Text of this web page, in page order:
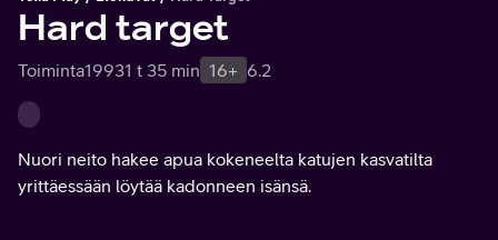
Hard target
Toiminta19931 t 35 min 16+ 6.2
Nuori neito hakee apua kokeneelta katujen kasvatilta
yrittäessään löytää kadonneen isänsä.